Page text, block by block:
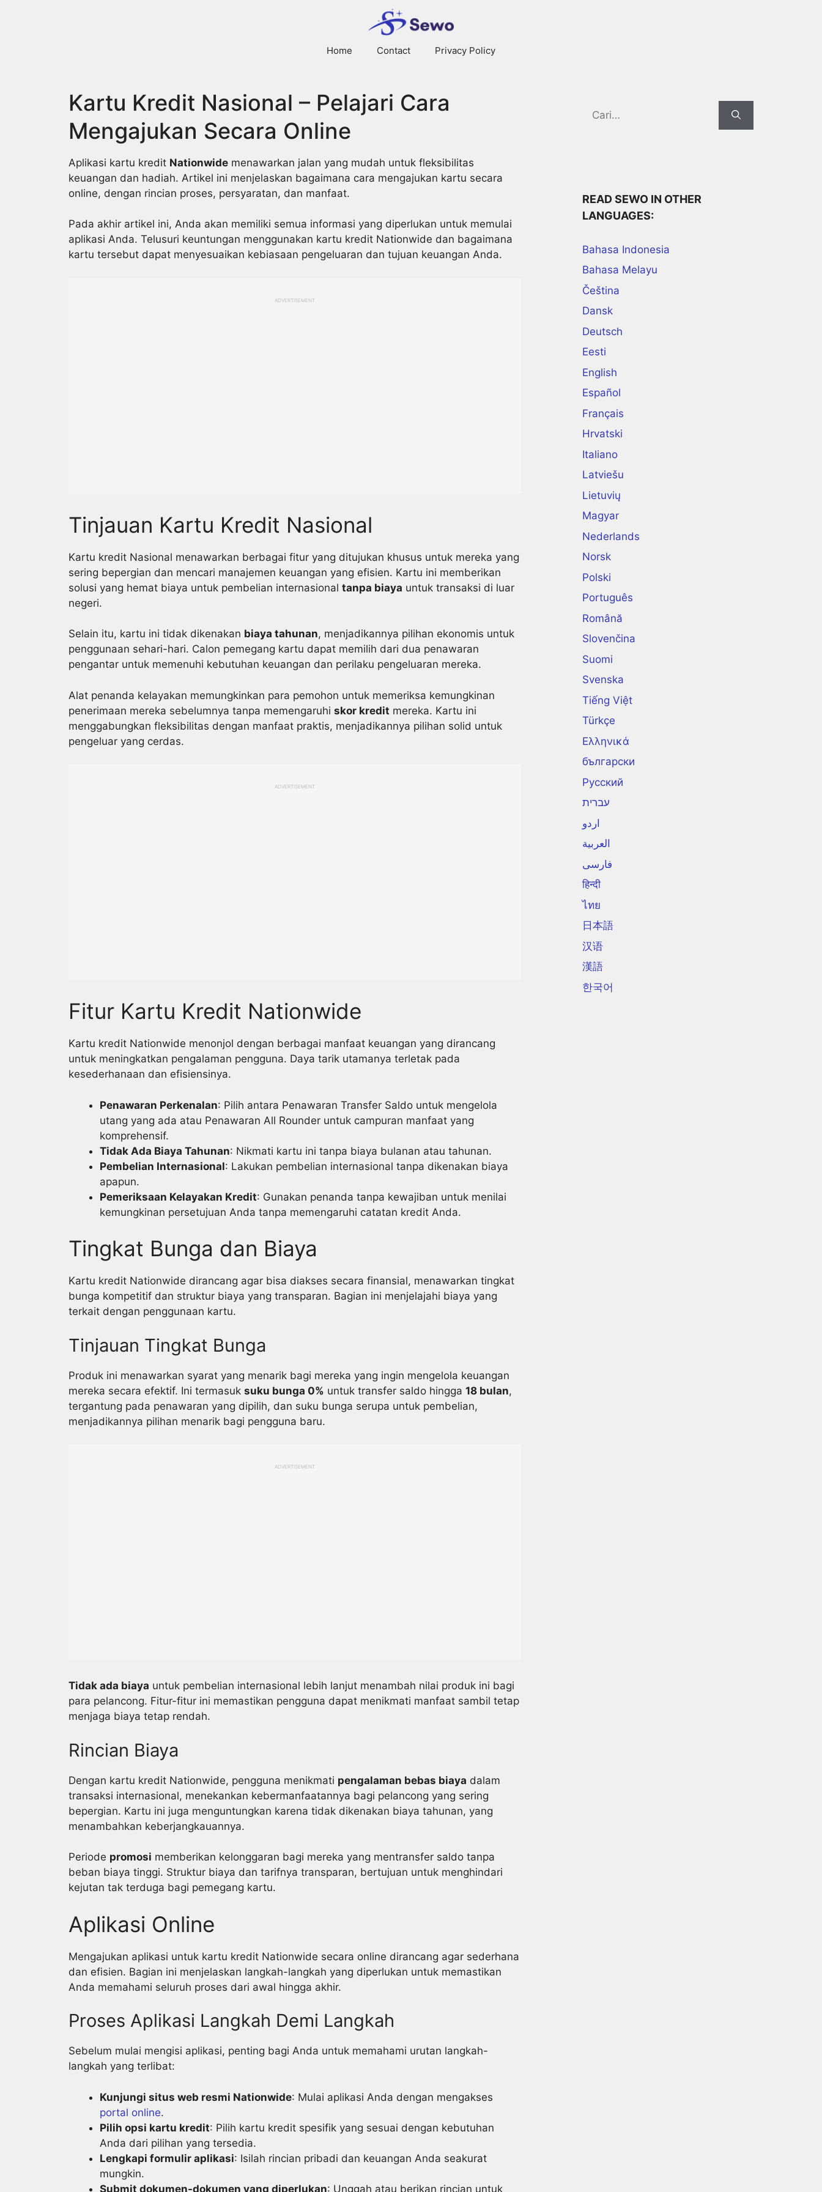
Home Contact Privacy Policy
Kartu Kredit Nasional – Pelajari Cara
Mengajukan Secara Online
Aplikasi kartu kredit Nationwide menawarkan jalan yang mudah untuk fleksibilitas
keuangan dan hadiah. Artikel ini menjelaskan bagaimana cara mengajukan kartu secara
online, dengan rincian proses, persyaratan, dan manfaat.
Pada akhir artikel ini, Anda akan memiliki semua informasi yang diperlukan untuk memulai
aplikasi Anda. Telusuri keuntungan menggunakan kartu kredit Nationwide dan bagaimana
kartu tersebut dapat menyesuaikan kebiasaan pengeluaran dan tujuan keuangan Anda.
ADVERTISEMENT
Tinjauan Kartu Kredit Nasional
Kartu kredit Nasional menawarkan berbagai fitur yang ditujukan khusus untuk mereka yang
sering bepergian dan mencari manajemen keuangan yang efisien. Kartu ini memberikan
solusi yang hemat biaya untuk pembelian internasional tanpa biaya untuk transaksi di luar
negeri.
Selain itu, kartu ini tidak dikenakan biaya tahunan, menjadikannya pilihan ekonomis untuk
penggunaan sehari-hari. Calon pemegang kartu dapat memilih dari dua penawaran
pengantar untuk memenuhi kebutuhan keuangan dan perilaku pengeluaran mereka.
Alat penanda kelayakan memungkinkan para pemohon untuk memeriksa kemungkinan
penerimaan mereka sebelumnya tanpa memengaruhi skor kredit mereka. Kartu ini
menggabungkan fleksibilitas dengan manfaat praktis, menjadikannya pilihan solid untuk
pengeluar yang cerdas.
ADVERTISEMENT
Fitur Kartu Kredit Nationwide
Kartu kredit Nationwide menonjol dengan berbagai manfaat keuangan yang dirancang
untuk meningkatkan pengalaman pengguna. Daya tarik utamanya terletak pada
kesederhanaan dan efisiensinya.
Penawaran Perkenalan: Pilih antara Penawaran Transfer Saldo untuk mengelola
utang yang ada atau Penawaran All Rounder untuk campuran manfaat yang
komprehensif.
Tidak Ada Biaya Tahunan: Nikmati kartu ini tanpa biaya bulanan atau tahunan.
Pembelian Internasional: Lakukan pembelian internasional tanpa dikenakan biaya
apapun.
Pemeriksaan Kelayakan Kredit: Gunakan penanda tanpa kewajiban untuk menilai
kemungkinan persetujuan Anda tanpa memengaruhi catatan kredit Anda.
Tingkat Bunga dan Biaya
Kartu kredit Nationwide dirancang agar bisa diakses secara finansial, menawarkan tingkat
bunga kompetitif dan struktur biaya yang transparan. Bagian ini menjelajahi biaya yang
terkait dengan penggunaan kartu.
Tinjauan Tingkat Bunga
Produk ini menawarkan syarat yang menarik bagi mereka yang ingin mengelola keuangan
mereka secara efektif. Ini termasuk suku bunga 0% untuk transfer saldo hingga 18 bulan,
tergantung pada penawaran yang dipilih, dan suku bunga serupa untuk pembelian,
menjadikannya pilihan menarik bagi pengguna baru.
ADVERTISEMENT
Tidak ada biaya untuk pembelian internasional lebih lanjut menambah nilai produk ini bagi
para pelancong. Fitur-fitur ini memastikan pengguna dapat menikmati manfaat sambil tetap
menjaga biaya tetap rendah.
Rincian Biaya
Dengan kartu kredit Nationwide, pengguna menikmati pengalaman bebas biaya dalam
transaksi internasional, menekankan kebermanfaatannya bagi pelancong yang sering
bepergian. Kartu ini juga menguntungkan karena tidak dikenakan biaya tahunan, yang
menambahkan keberjangkauannya.
Periode promosi memberikan kelonggaran bagi mereka yang mentransfer saldo tanpa
beban biaya tinggi. Struktur biaya dan tarifnya transparan, bertujuan untuk menghindari
kejutan tak terduga bagi pemegang kartu.
Aplikasi Online
Mengajukan aplikasi untuk kartu kredit Nationwide secara online dirancang agar sederhana
dan efisien. Bagian ini menjelaskan langkah-langkah yang diperlukan untuk memastikan
Anda memahami seluruh proses dari awal hingga akhir.
Proses Aplikasi Langkah Demi Langkah
Sebelum mulai mengisi aplikasi, penting bagi Anda untuk memahami urutan langkah-
langkah yang terlibat:
Kunjungi situs web resmi Nationwide: Mulai aplikasi Anda dengan mengakses
portal online.
Pilih opsi kartu kredit: Pilih kartu kredit spesifik yang sesuai dengan kebutuhan
Anda dari pilihan yang tersedia.
Lengkapi formulir aplikasi: Isilah rincian pribadi dan keuangan Anda seakurat
mungkin.
Submit dokumen-dokumen yang diperlukan: Unggah atau berikan rincian untuk
for:
READ SEWO IN OTHER
LANGUAGES:
Bahasa Indonesia
Bahasa Melayu
Čeština
Dansk
Deutsch
Eesti
English
Español
Français
Hrvatski
Italiano
Latviešu
Lietuvių
Magyar
Nederlands
Norsk
Polski
Português
Română
Slovenčina
Suomi
Svenska
Tiếng Việt
Türkçe
Ελληνικά
български
Русский
עברית
اردو
العربية
فارسی
हिन्दी
ไทย
日本語
汉语
漢語
한국어